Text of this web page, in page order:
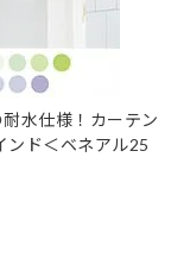
水仕様！カーテン
ンド＜ベネアル25